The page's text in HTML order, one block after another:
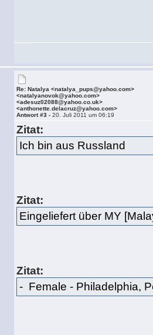
Re: Natalya <natalya_pups@yahoo.com>
<natalyanovok@yahoo.com>
<adesuz02088@yahoo.co.uk>
<anthonette.delacruz@yahoo.com>
Antwort #3 -20. Juli 2011 um 06:19
Zitat:
Ich bin aus Russland
Zitat:
Eingeliefert über MY
Zitat:
- Female - Philadelphia,